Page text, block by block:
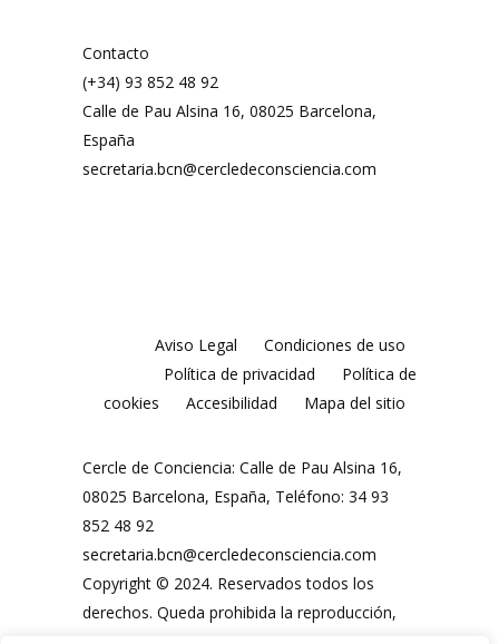
Contacto
(+34) 93 852 48 92
Calle de Pau Alsina 16, 08025 Barcelona,
España
secretaria.bcn@cercledeconsciencia.com
Aviso Legal
Condiciones de uso
Política de privacidad
Política de
cookies
Accesibilidad Mapa del sitio
Cercle de Conciencia: Calle de Pau Alsina 16,
08025 Barcelona, España, Teléfono: 34 93
852 48 92
secretaria.bcn@cercledeconsciencia.com
Copyright © 2024. Reservados todos los
derechos. Queda prohibida la reproducción,